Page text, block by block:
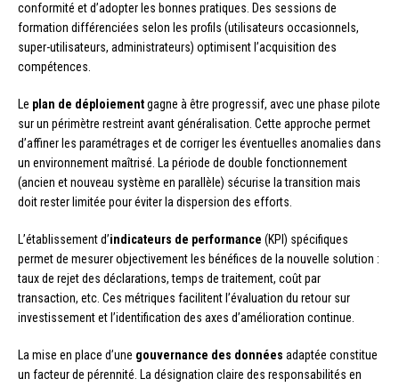
conformité et d’adopter les bonnes pratiques. Des sessions de
formation différenciées selon les profils (utilisateurs occasionnels,
super-utilisateurs, administrateurs) optimisent l’acquisition des
compétences.
Le plan de déploiementgagne à être progressif, avec une phase pilote
sur un périmètre restreint avant généralisation. Cette approche permet
d’affiner les paramétrages et de corriger les éventuelles anomalies dans
un environnement maîtrisé. La période de double fonctionnement
(ancien et nouveau système en parallèle) sécurise la transition mais
doit rester limitée pour éviter la dispersion des efforts.
L’établissement d’indicateurs de performance (KPI) spécifiques
permet de mesurer objectivement les bénéfices de la nouvelle solution :
taux de rejet des déclarations, temps de traitement, coût par
transaction, etc. Ces métriques facilitent l’évaluation du retour sur
investissement et l’identification des axes d’amélioration continue.
La mise en place d’une gouvernance des données adaptée constitue
un facteur de pérennité. La désignation claire des responsabilités en